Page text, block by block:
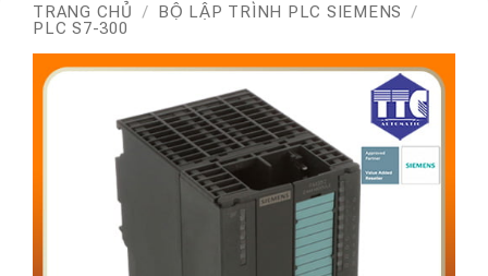
TRANG CHỦ / BỘ LẬP TRÌNH PLC SIEMENS
/
PLC S7-300